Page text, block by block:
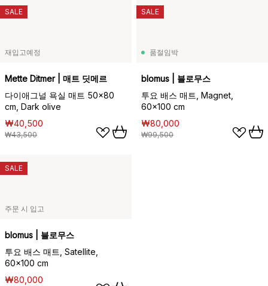
재입고예정
Mette Ditmer | 매트 딧메르
다이애그널 욕실 매트 50x80
cm, Dark olive
₩40,500
₩43,500
SALE
품절임박
blomus | 블로무스
투요 배스 매트, Magnet,
60x100 cm
₩80,000
₩99,500
SALE
주문 시 입고
blomus | 블로무스
투요 배스 매트, Satellite,
60x100 cm
₩80,000
SALE